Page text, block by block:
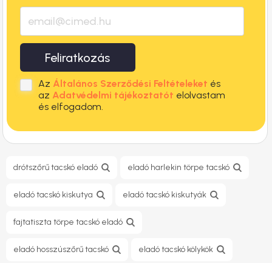
Feliratkozás
Az Általános Szerződési Feltételeket és
az Adatvédelmi tájékoztatót elolvastam
és elfogadom.
drótszőrű tacskó eladó eladó harlekin törpe tacskó
eladó tacskó kiskutya eladó tacskó kiskutyák
fajtatiszta törpe tacskó eladó
eladó hosszúszőrű tacskó eladó tacskó kölykök